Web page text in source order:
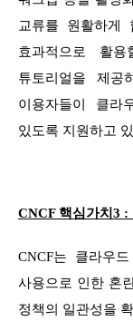
교류를 원활하게
효과적으로 활
튜토리얼을 제
이용자들이 클라
있도록 지원하고
CNCF 핵심가치3 :
CNCF는 클라우
사용으로 인한 혼
정책의 일관성을